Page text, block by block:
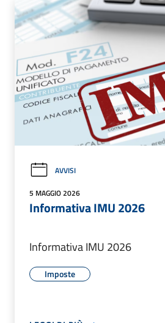
AVVISI
5 MAGGIO 2026
Informativa IMU 2026
Informativa IMU 2026
Imposte